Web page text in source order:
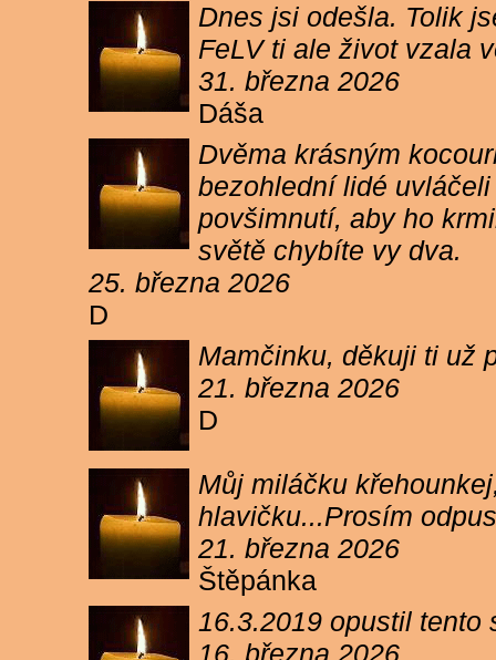
Dnes jsi odešla. Tolik
FeLV ti ale život vzala
31. března 2026
Dáša
Dvěma krásným
bezohlední lidé
povšimnutí, aby ho
světě chybíte vy dva.
25. března 2026
D
Mamčinku, děkuji ti už
21. března 2026
D
Můj miláčku
hlavičku...Prosím
21. března 2026
Štěpánka
16.3.2019 opustil
16. března 2026